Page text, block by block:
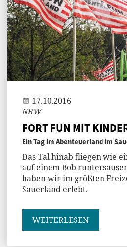
Jenny
17.10.2016
NRW
FORT FUN MIT
Ein Tag im Abenteuerland im
Das Tal hinab fliegen wie
auf einem Bob
haben wir im größten
Sauerland erlebt.
WEITERLESEN